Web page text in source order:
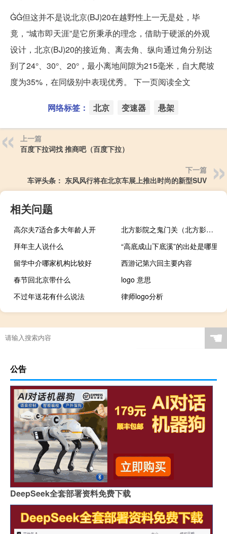
ĠĠ但这并不是说北京(BJ)20在越野性上一无是处，毕
竟，“城市即天涯”是它所秉承的理念，借助于硬派的外观
设计，北京(BJ)20的接近角、离去角、纵向通过角分别达
到了24°、30°、20°，最小离地间隙为215毫米，自大爬坡
度为35%，在同级别中表现优秀。 下一页阅读全文
网络标签： 北京 变速器 悬架
上一篇
百度下拉词找 推商吧（百度下拉）
下一篇
车评头条： 东风风行将在北京车展上推出时尚的新型SUV
相关问题
高尔夫7适合多大年龄人开
北方影院之鬼门关（北方影院之女儿国）
拜年主人说什么
“高底成山下底溪”的出处是哪里
留学中介哪家机构比较好
西游记第六回主要内容
春节回北京带什么
logo 意思
不过年送花有什么说法
律师logo分析
☚
公告
DeepSeek全套部署资料免费下载